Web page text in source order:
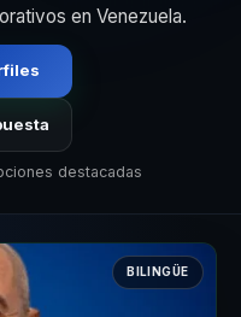
en Venezuela.
destacadas
BILINGÜE